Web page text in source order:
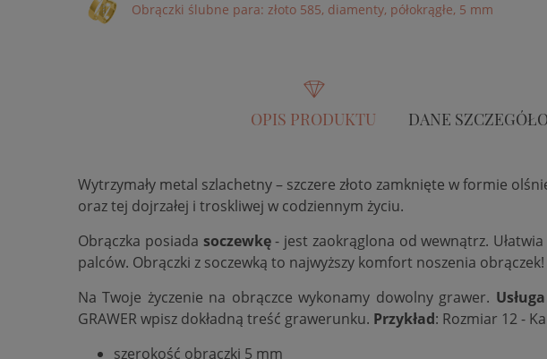
Obrączki ślubne para: złoto 585, diamenty, półokrągłe, 5 mm
OPIS PRODUKTU DANE
Wytrzymały metal szlachetny – szczere złoto zamknięte w formie
oraz tej dojrzałej i troskliwej w codziennym życiu.
Obrączka posiada soczewkę- jest zaokrąglona od wewnątrz.
palców. Obrączki z soczewką to najwyższy komfort noszenia obrączek!
Na Twoje życzenie na obrączce wykonamy dowolny grawer.
GRAWER wpisz dokładną treść grawerunku. Przykład: Rozmiar 12 -
szerokość obrączki 5 mm